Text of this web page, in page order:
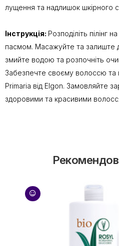
лущення та надлишок шкірного
Інструкція: Розподіліть пілінг
пасмом. Масажуйте та залиште
змийте водою та розпочніть
Забезпечте своєму волоссю та
Primaria від Elgon. Замовляйте
здоровими та красивими